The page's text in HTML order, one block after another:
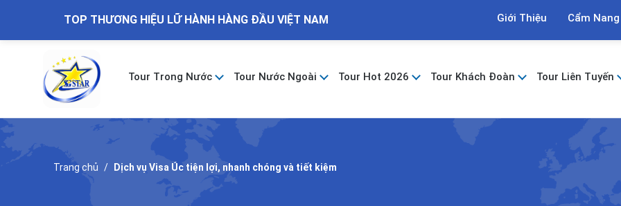
TOP THƯƠNG HIỆU LỮ HÀNH HÀNG ĐẦU VIỆT NAM Giới Thiệu Cẩm Nang
Tour Trong Nước Tour Nước Ngoài Tour Hot 2026 Tour Khách Đoàn Tour Liên Tuyến
Trang chủ Dịch vụ Visa Úc tiện lợi, nhanh chóng và tiết kiệm